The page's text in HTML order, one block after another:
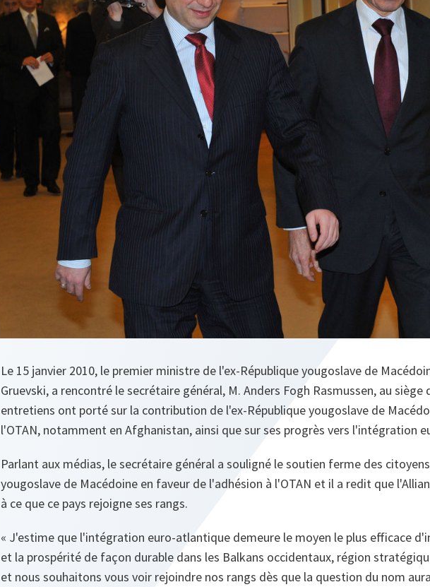
Le 15 janvier 2010, le premier ministre de l'ex-République yougoslave de
Gruevski, a rencontré le secrétaire général, M. Anders Fogh Rasmussen, au siège
entretiens ont porté sur la contribution de l'ex-République yougoslave de
l'OTAN, notamment en Afghanistan, ainsi que sur ses progrès vers l'intégration
Parlant aux médias, le secrétaire général a souligné le soutien ferme des
yougoslave de Macédoine en faveur de l'adhésion à l'OTAN et il a redit que
à ce que ce pays rejoigne ses rangs.
« J'estime que l'intégration euro-atlantique demeure le moyen le plus efficace
et la prospérité de façon durable dans les Balkans occidentaux, région
et nous souhaitons vous voir rejoindre nos rangs dès que la question du nom